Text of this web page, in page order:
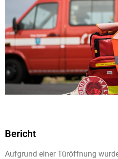
Bericht
Aufgrund einer Türöffnung